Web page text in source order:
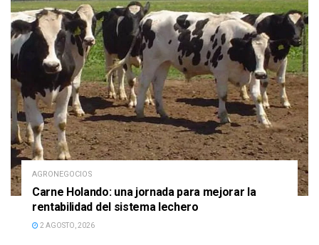
AGRONEGOCIOS
Carne Holando: una jornada para mejorar la
rentabilidad del sistema lechero
2 AGOSTO, 2026